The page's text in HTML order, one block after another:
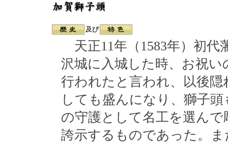
及び
天正11年（1583年）初代
沢城に入城した時、お祝い
行われたと言われ、以後隠
しても盛んになり、獅子
の守護として名工を選ん
誇示するものであった。